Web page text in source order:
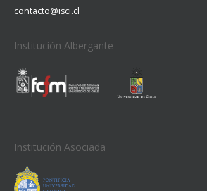
contacto@isci.cl
Institución Albergante
Institución Asociada